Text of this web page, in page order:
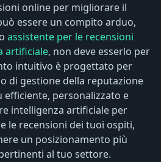
online per migliorare il
essere un compito arduo,
assistente per le recensioni
artificiale, non deve esserlo per
intuitivo è progettato per
di gestione della reputazione
personalizzato e
intelligenza artificiale per
le recensioni dei tuoi ospiti,
un posizionamento più
al tuo settore.